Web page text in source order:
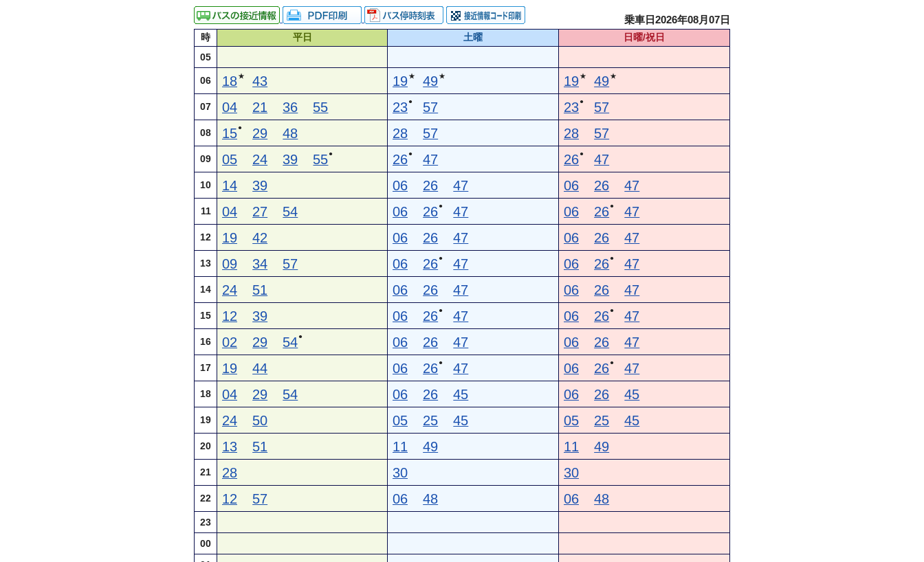
乗車日2026年08月07日
時 平日 土曜
日曜/祝日
05
06 18★ 43 19★ 49★ 19★ 49★
07 04 21 36 55 23● 57 23● 57
08 15● 29 48 28 57 28 57
09 05 24 39 55● 26● 47 26● 47
10 14 39 06 26 47 06 26 47
11 04 27 54 06 26● 47 06 26● 47
12 19 42 06 26 47 06 26 47
13 09 34 57 06 26● 47 06 26● 47
14 24 51 06 26 47 06 26 47
15 12 39 06 26● 47 06 26● 47
16 02 29 54● 06 26 47 06 26 47
17 19 44 06 26● 47 06 26● 47
18 04 29 54 06 26 45 06 26 45
19 24 50 05 25 45 05 25 45
20 13 51 11 49 11 49
21 28 30 30
22 12 57 06 48 06 48
23
00